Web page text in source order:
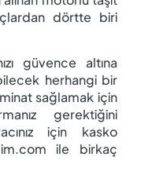
dörtte biri
güvence altına
herhangi bir
sağlamak için
gerektiğini
için kasko
ile birkaç